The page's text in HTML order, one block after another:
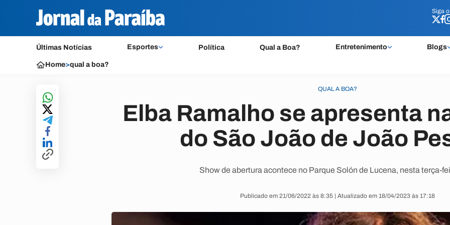
Siga o
Últimas Notícias Esportes Política Qual a Boa? Entretenimento Blogs
Siga o
Home>qual a boa?
QUAL A BOA?
Elba Ramalho se apresenta
do São João de João
Show de abertura acontece no Parque Solón de Lucena, nesta terça-
Publicado em 21/06/2022 às 8:35 | Atualizado em 18/04/2023 às 17:18